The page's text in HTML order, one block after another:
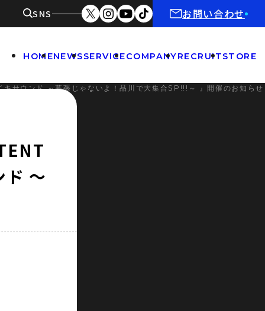
SNS お問い合わせ
HOMENEWSSERVICECOMPANYRECRUITSTORE
ウンド ～幕張じゃないよ！品川で大集合SP!!!～ 』開催のお知らせ
～